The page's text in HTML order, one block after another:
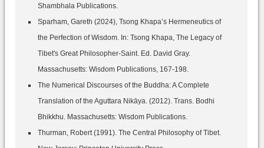
Shambhala Publications.
Sparham, Gareth (2024), Tsong Khapa’s Hermeneutics of
the Perfection of Wisdom. In: Tsong Khapa, The Legacy of
Tibet's Great Philosopher-Saint. Ed. David Gray.
Massachusetts: Wisdom Publications, 167-198.
The Numerical Discourses of the Buddha: A Complete
Translation of the Aguttara Nikāya. (2012). Trans. Bodhi
Bhikkhu. Massachusetts: Wisdom Publications.
Thurman, Robert (1991). The Central Philosophy of Tibet.